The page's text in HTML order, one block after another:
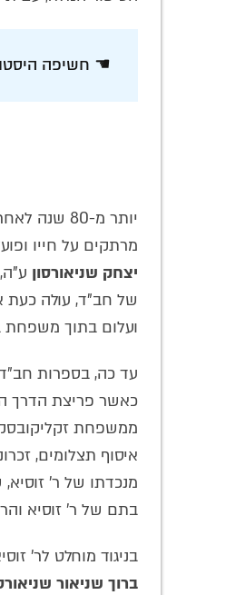
☚ חשיפה
יותר מ-
מרתקים על חייו
יצחק שניאורסון
של חב"ד, עולה כעת
ועלום בתוך משפחת
עד כה, בספרות חב"ד
כאשר פריצת הדרך
ממשפחת
איסוף תצלומים,
מנכדתו של ר'
בתם של ר' זוסיא
בניגוד מוחלט לר'
ברוך שניאור